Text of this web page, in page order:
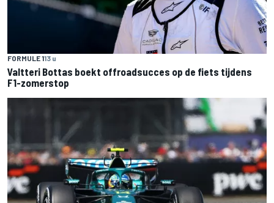
FORMULE 113 u
Valtteri Bottas boekt offroadsucces op de fiets tijdens
F1-zomerstop